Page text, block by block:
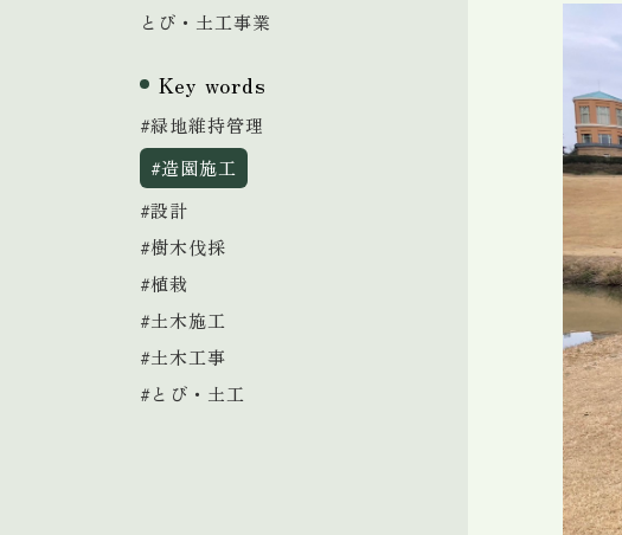
とび・土工事業
Key words
#緑地維持管理
#造園施工
#設計
#樹木伐採
#植栽
#土木施工
#土木工事
#とび・土工